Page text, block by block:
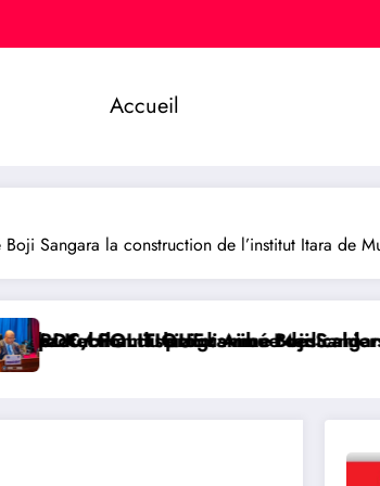
Accueil
Sangara la construction de l’institut Itara de
Medicaidcahiers aux écoliers de la
Sangara plaide pour un tribunal
RDC/